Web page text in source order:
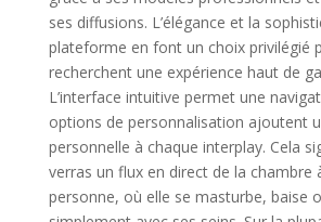
ses diffusions. L’élégance et la
plateforme en font un choix privilégié
recherchent une expérience haut de
L’interface intuitive permet une
options de personnalisation ajoutent
personnelle à chaque interplay. Cela
verras un flux en direct de la chambre
personne, où elle se masturbe, baise